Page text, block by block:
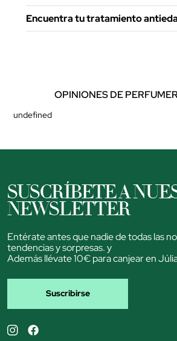
Encuentra tu tratamiento
OPINIONES DE
undefined
SUSCRÍBETE A
NEWSLETTER
Entérate antes que nadie de todas las
tendencias y sorpresas. y
Además llévate 10€ para canjear en
Suscribirse